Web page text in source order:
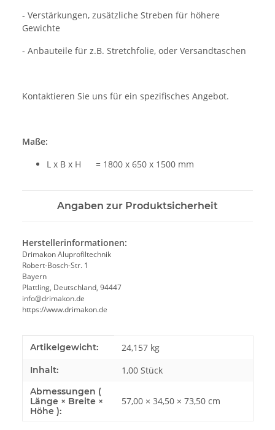
- Verstärkungen, zusätzliche Streben für höhere
Gewichte
- Anbauteile für z.B. Stretchfolie, oder Versandtaschen
Kontaktieren Sie uns für ein spezifisches Angebot.
Maße:
L x B x H = 1800 x 650 x 1500 mm
Angaben zur Produktsicherheit
Herstellerinformationen:
Drimakon Aluprofiltechnik
Robert-Bosch-Str. 1
Bayern
Plattling, Deutschland, 94447
info@drimakon.de
https://www.drimakon.de
Produkteigenschaft
Wert
Artikelgewicht: 24,157 kg
Inhalt: 1,00 Stück
Abmessungen (
Länge × Breite ×
Höhe ):
57,00 × 34,50 × 73,50 cm